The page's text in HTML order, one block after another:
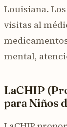
Louisiana.
visitas al
mental,
LaCHIP
para Niños